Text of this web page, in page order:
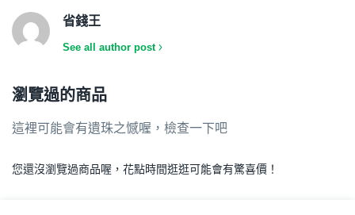
省錢王
See all author post
瀏覽過的商品
這裡可能會有遺珠之憾喔，檢查一下吧
您還沒瀏覽過商品喔，花點時間逛逛可能會有驚喜價！